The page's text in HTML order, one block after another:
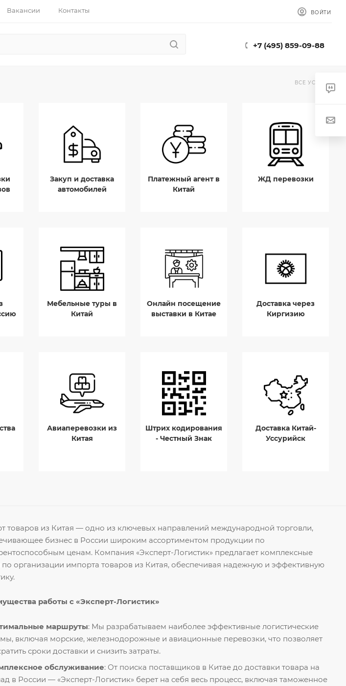
Вакансии Контакты ВОЙТИ
+7 (495) 859-09-88
ВСЕ УСЛУГИ
Закуп и доставка
автомобилей
Платежный агент в
Китай
ЖД перевозки
Мебельные туры в
Китай
Онлайн посещение
выставки в Китае
Доставка через
Киргизию
Авиаперевозки из
Китая
Штрих кодирования
- Честный Знак
Доставка Китай-
Уссурийск
товаров из Китая — одно из ключевых направлений международной торговли,
бизнес в России широким ассортиментом продукции по
ценам. Компания «Эксперт-Логистик» предлагает комплексные
по организации импорта товаров из Китая, обеспечивая надежную и эффективную
работы с «Эксперт-Логистик»
маршруты: Мы разрабатываем наиболее эффективные логистические
включая морские, железнодорожные и авиационные перевозки, что позволяет
сроки доставки и снизить затраты.
обслуживание: От поиска поставщиков в Китае до доставки товара на
в России — «Эксперт-Логистик» берет на себя весь процесс, включая таможенное